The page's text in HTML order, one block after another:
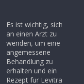
Es ist wichtig, sich
an einen Arzt zu
wenden, um eine
angemessene
Behandlung zu
erhalten und ein
Rezept für Levitra